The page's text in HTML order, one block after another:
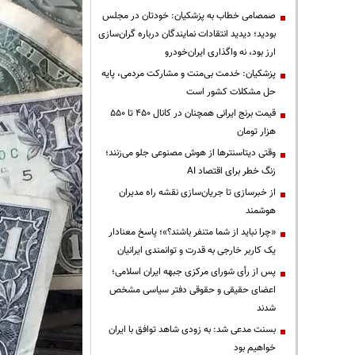
صمصامی خطاب به پزشکیان: خودتان در مجلس
بودید؛ دیدید انتقادات نمایندگان درباره گران‌سازی
ارز بود، نه واگذاری ایران‌خودرو
پزشکیان: خدمت بی‌منت و مشارکت مردمی، پایه
حل مشکلات کشور است
قیمت‌ برنج ایرانی همچنان در کانال ۴۵۰ تا ۵۵۰
هزار تومان
وقتی دیتاسنترها از هوش مصنوعی جلو می‌زنند؛
زنگ خطر برای اقتصاد AI
از خبرسازی تا جریان‌سازی نقشه راه مدیران
هوشمند
«چرا نباید از شما متنفر باشند؟»؛ پاسخ معنادار
یک کاربر خارجی به قدرت و توانمندی ایرانیان
پس از رأی شورای مرکزی جبهه ایران اسلامی؛
اعضای حقیقی و حقوقی دفتر سیاسی مشخص
شدند
بسنت مدعی شد: به زودی شاهد توافق با ایران
خواهیم بود